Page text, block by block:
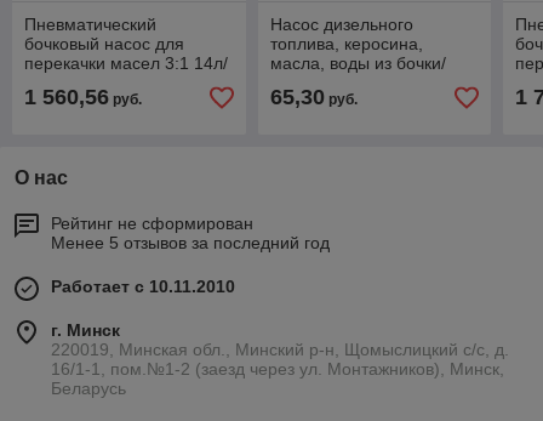
Пневматический
бочковый насос для
перекачки масел 3:1 14л/
OP/T3/31B/BSP GR45340
1 560,56 руб.
Насос дизельного
топлива, керосина,
масла, воды из бочки/
батарейках 7 л/мин
65,30руб. 1
О нас
Рейтинг не сформирован
Менее 5 отзывов за последний год
Работает с 10.11.2010
г. Минск
220019, Минская обл., Минский р-н, Щомыслицкий с/с, д.
16/1-1, пом.№1-2 (заезд через ул. Монтажников), Минск,
Беларусь